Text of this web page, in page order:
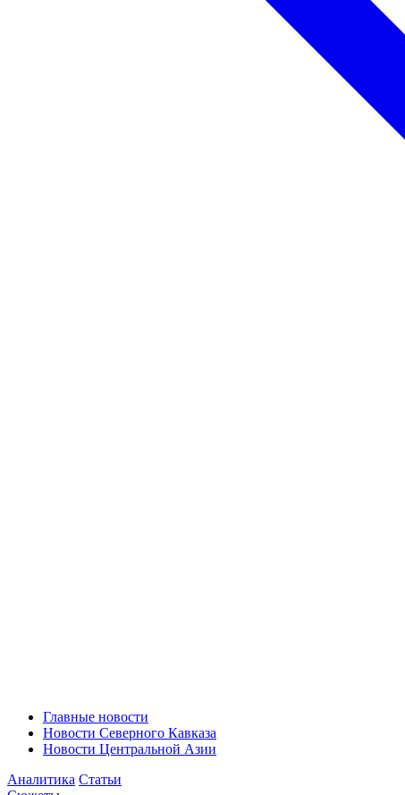
Главные новости
Новости Северного Кавказа
Новости Центральной Азии
Аналитика Статьи